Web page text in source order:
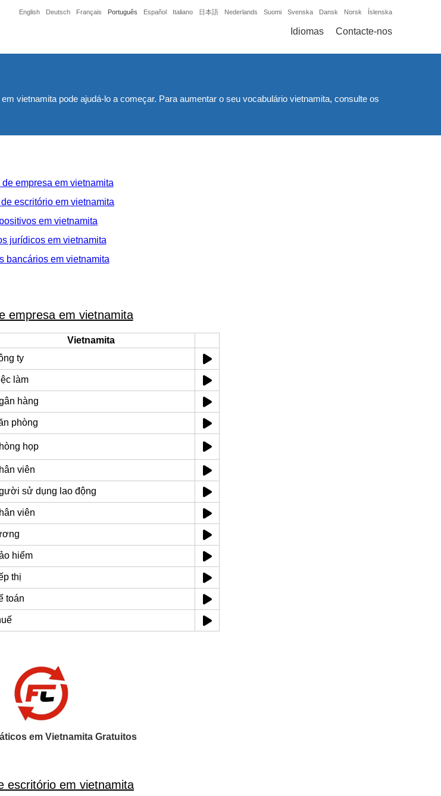
English Deutsch Français Português Español Italiano 日本語 Nederlands Suomi Svenska Dansk Norsk Íslenska
Idiomas Contacte-nos
vietnamita pode ajudá-lo a começar. Para aumentar o seu vocabulário vietnamita, consulte os
de empresa em vietnamita
escritório em vietnamita
em vietnamita
jurídicos em vietnamita
bancários em vietnamita
empresa em vietnamita
Vietnamita
ty
làm
hàng
phòng
họp
viên
sử dụng lao động
viên
hiểm
thị
toán
em Vietnamita Gratuitos
escritório em vietnamita